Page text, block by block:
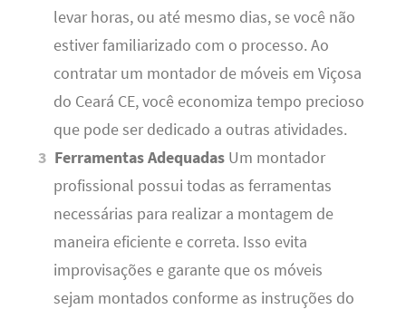
levar horas, ou até mesmo dias, se você não
estiver familiarizado com o processo. Ao
contratar um montador de móveis em Viçosa
do Ceará CE, você economiza tempo precioso
que pode ser dedicado a outras atividades.
Ferramentas Adequadas Um montador
profissional possui todas as ferramentas
necessárias para realizar a montagem de
maneira eficiente e correta. Isso evita
improvisações e garante que os móveis
sejam montados conforme as instruções do